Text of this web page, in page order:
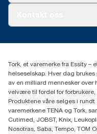
(+47) 22 70 62 00
Fredrik Selmers vei 6
0603 OSLO
Tork, et varemerke fra Essity
helseselskap. Hver dag
av en milliard mennesker over
velvære til fordel for
Produktene våre selges i
varemerkene TENA og Tork,
Cutimed, JOBST, Knix,
Nosotras, Saba, Tempo, TOM